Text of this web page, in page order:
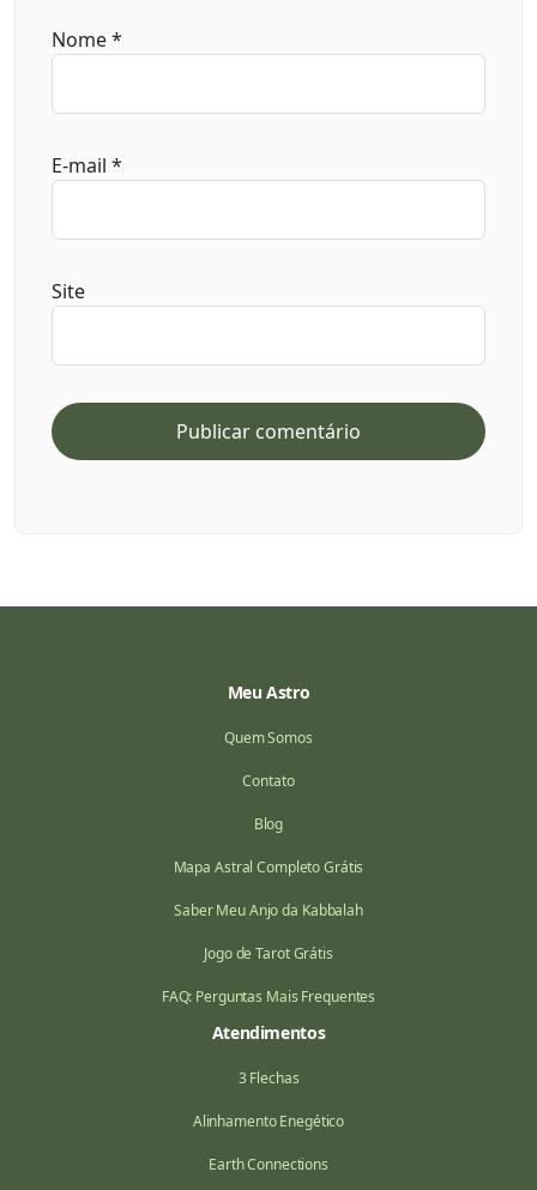
Nome*
E-mail *
Site
Meu Astro
Quem Somos
Contato
Blog
Mapa Astral Completo Grátis
Saber Meu Anjo da Kabbalah
Jogo de Tarot Grátis
FAQ: Perguntas Mais Frequentes
Atendimentos
3 Flechas
Alinhamento Enegético
Earth Connections